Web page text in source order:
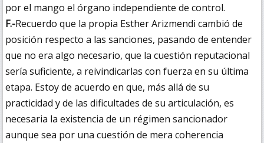
por el mango el órgano independiente de control.
F.-Recuerdo que la propia Esther Arizmendi cambió de
posición respecto a las sanciones, pasando de entender
que no era algo necesario, que la cuestión reputacional
sería suficiente, a reivindicarlas con fuerza en su última
etapa. Estoy de acuerdo en que, más allá de su
practicidad y de las dificultades de su articulación, es
necesaria la existencia de un régimen sancionador
aunque sea por una cuestión de mera coherencia